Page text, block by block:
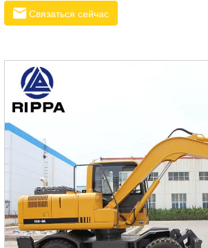
долговечность делают его идеальным
российского рынка.
Связаться сейчас